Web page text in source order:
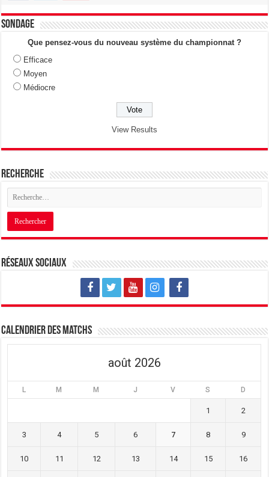
Sondage
Que pensez-vous du nouveau système du championnat ?
Efficace
Moyen
Médiocre
View Results
Recherche
Réseaux sociaux
Calendrier des matchs
août 2026
L M M J V S D
1 2
3 4 5 6 7 8 9
10 11 12 13 14 15 16